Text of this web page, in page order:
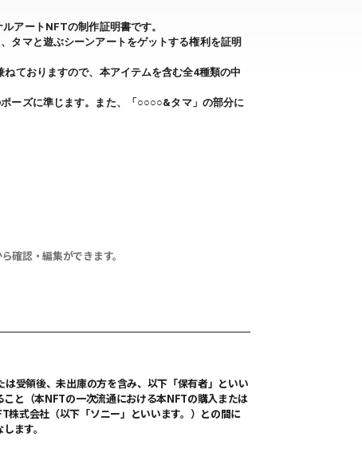
アートNFTの制作証明書です。
タマと遊ぶシーンアートをゲットする権利を証明
ておりますので、本アイテムを含む全4種類の中
ーズに準じます。また、「○○○○&タマ」の部分に
確認・編集ができます。
受領後、未出庫の方を含み、以下「保有者」といい
と（本NFTの一次流通における本NFTの購入または
株式会社（以下「ソニー」といいます。）との間に
ます。